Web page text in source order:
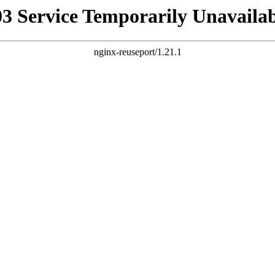
Service Temporarily
nginx-reuseport/1.21.1